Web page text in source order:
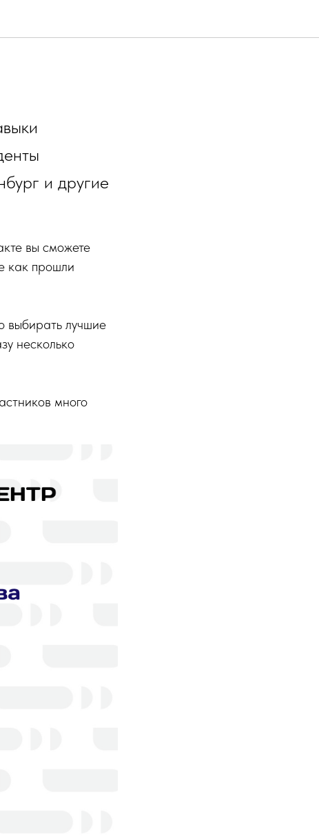
и другие
вы сможете
как прошли
выбирать лучшие
несколько
много